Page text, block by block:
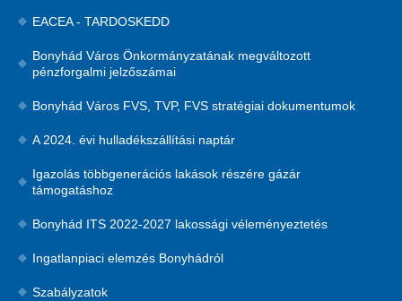
EACEA - TARDOSKEDD
Bonyhád Város Önkormányzatának megváltozott
pénzforgalmi jelzőszámai
Bonyhád Város FVS, TVP, FVS stratégiai dokumentumok
A 2024. évi hulladékszállítási naptár
Igazolás többgenerációs lakások részére gázár
támogatáshoz
Bonyhád ITS 2022-2027 lakossági véleményeztetés
Ingatlanpiaci elemzés Bonyhádról
Szabályzatok